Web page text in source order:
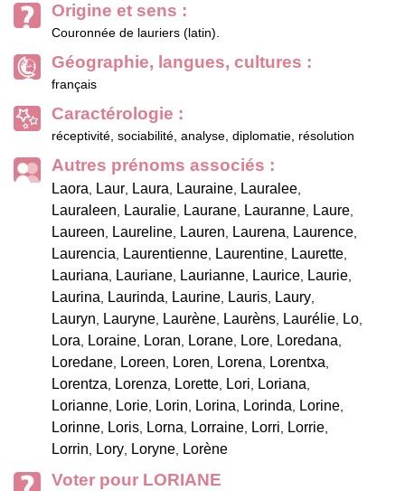
Origine et sens :
Couronnée de lauriers (latin).
Géographie, langues, cultures :
français
Caractérologie :
réceptivité, sociabilité, analyse, diplomatie, résolution
Autres prénoms associés :
Laora, Laur, Laura, Lauraine, Lauralee,
Lauraleen, Lauralie, Laurane, Lauranne, Laure,
Laureen, Laureline, Lauren, Laurena, Laurence,
Laurencia, Laurentienne, Laurentine, Laurette,
Lauriana, Lauriane, Laurianne, Laurice, Laurie,
Laurina, Laurinda, Laurine, Lauris, Laury,
Lauryn, Lauryne, Laurène, Laurèns, Laurélie, Lo,
Lora, Loraine, Loran, Lorane, Lore, Loredana,
Loredane, Loreen, Loren, Lorena, Lorentxa,
Lorentza, Lorenza, Lorette, Lori, Loriana,
Lorianne, Lorie, Lorin, Lorina, Lorinda, Lorine,
Lorinne, Loris, Lorna, Lorraine, Lorri, Lorrie,
Lorrin, Lory, Loryne, Lorène
Voter pour LORIANE